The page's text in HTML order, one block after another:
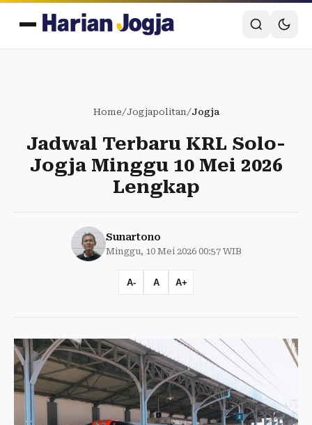
Home/Jogjapolitan/Jogja
Jadwal Terbaru KRL Solo-
Jogja Minggu 10 Mei 2026
Lengkap
Sunartono
Minggu, 10 Mei 2026 00:57 WIB
A- A A+